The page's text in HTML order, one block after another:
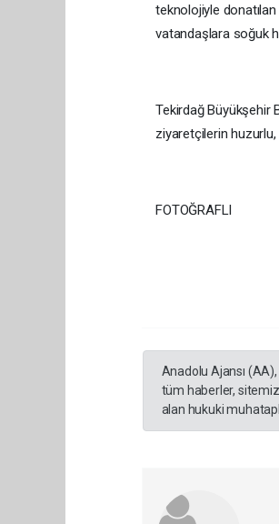
teknolojiyle
vatandaşlara soğuk
Tekirdağ Büyükşehir
ziyaretçilerin huzurlu,
FOTOĞRAFLI
Anadolu Ajansı
tüm haberler,
alan hukuki